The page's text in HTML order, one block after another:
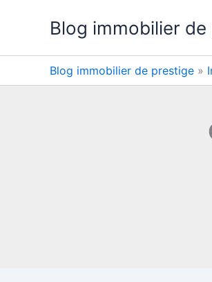
Blog immobilier
Blog immobilier de prestige »